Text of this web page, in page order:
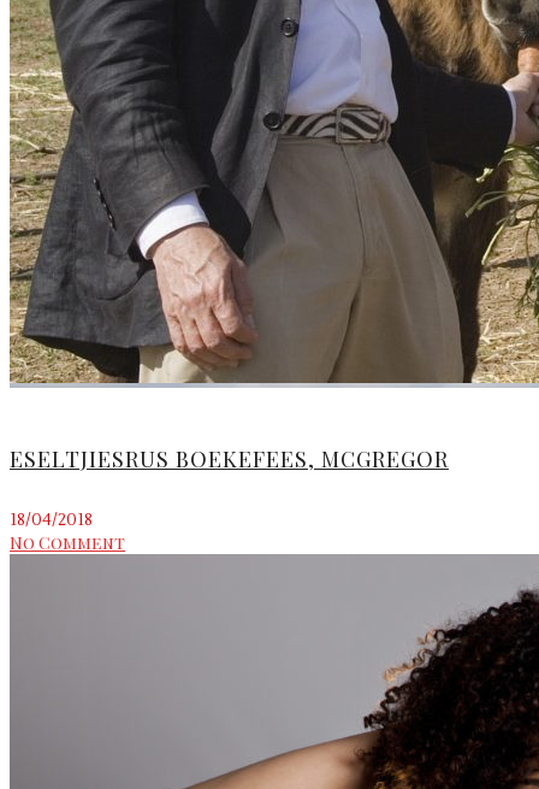
ESELTJIESRUS BOEKEFEES, MCGREGOR
18/04/2018
No Comment